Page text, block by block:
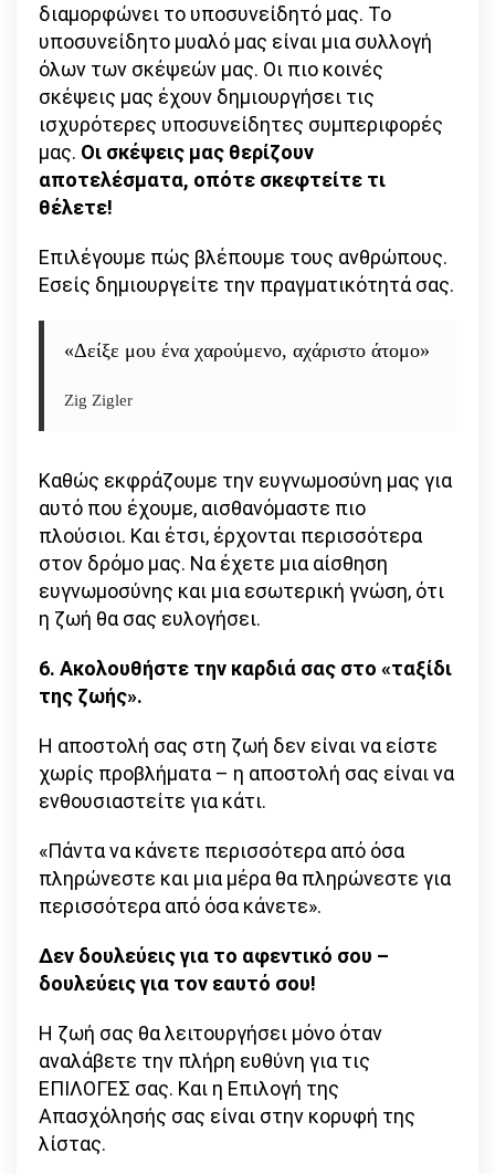
διαμορφώνει το υποσυνείδητό μας. Το
υποσυνείδητο μυαλό μας είναι μια συλλογή
όλων των σκέψεών μας. Οι πιο κοινές
σκέψεις μας έχουν δημιουργήσει τις
ισχυρότερες υποσυνείδητες συμπεριφορές
μας. Οι σκέψεις μας θερίζουν
αποτελέσματα, οπότε σκεφτείτε τι
θέλετε!
Επιλέγουμε πώς βλέπουμε τους ανθρώπους.
Εσείς δημιουργείτε την πραγματικότητά σας.
«Δείξε μου ένα χαρούμενο, αχάριστο άτομο»
Zig Zigler
Καθώς εκφράζουμε την ευγνωμοσύνη μας για
αυτό που έχουμε, αισθανόμαστε πιο
πλούσιοι. Και έτσι, έρχονται περισσότερα
στον δρόμο μας. Να έχετε μια αίσθηση
ευγνωμοσύνης και μια εσωτερική γνώση, ότι
η ζωή θα σας ευλογήσει.
6. Ακολουθήστε την καρδιά σας στο «ταξίδι
της ζωής».
Η αποστολή σας στη ζωή δεν είναι να είστε
χωρίς προβλήματα – η αποστολή σας είναι να
ενθουσιαστείτε για κάτι.
«Πάντα να κάνετε περισσότερα από όσα
πληρώνεστε και μια μέρα θα πληρώνεστε για
περισσότερα από όσα κάνετε».
Δεν δουλεύεις για το αφεντικό σου –
δουλεύεις για τον εαυτό σου!
Η ζωή σας θα λειτουργήσει μόνο όταν
αναλάβετε την πλήρη ευθύνη για τις
ΕΠΙΛΟΓΕΣ σας. Και η Επιλογή της
Απασχόλησής σας είναι στην κορυφή της
λίστας.